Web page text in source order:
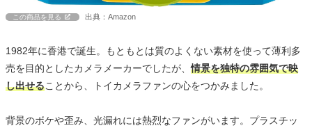
この商品を見る 出典：Amazon
1982年に香港で誕生。もともとは質のよくない素材を使って薄利多
売を目的としたカメラメーカーでしたが、情景を独特の雰囲気で映
し出せることから、トイカメラファンの心をつかみました。
背景のボケや歪み、光漏れには熱烈なファンがいます。プラスチッ